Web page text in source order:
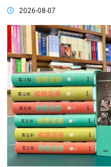
2026-08-07